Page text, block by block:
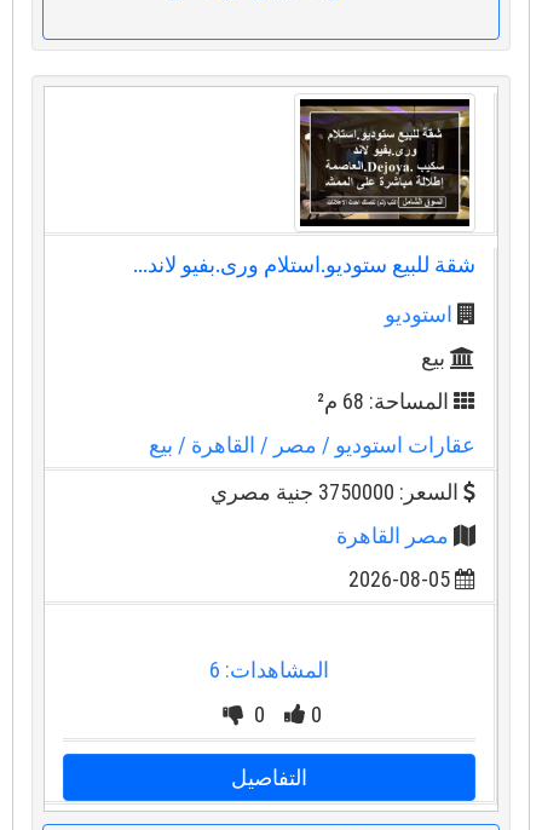
شقة للبيع ستوديو.استلام ورى.بفيو لاند...
استوديو
بيع
المساحة: 68 م²
عقارات استوديو/ مصر / القاهرة/ بيع
السعر: 3750000 جنية مصري
مصر القاهرة
2026-08-05
المشاهدات: 6
0
0
التفاصيل